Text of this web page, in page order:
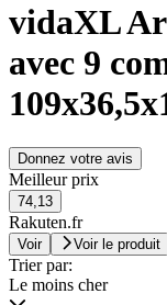
vidaXL
avec 9
Donnez votre avis
Meilleur prix
74,13
Rakuten.fr
Voir Voir le produit
Trier par:
Le moins cher